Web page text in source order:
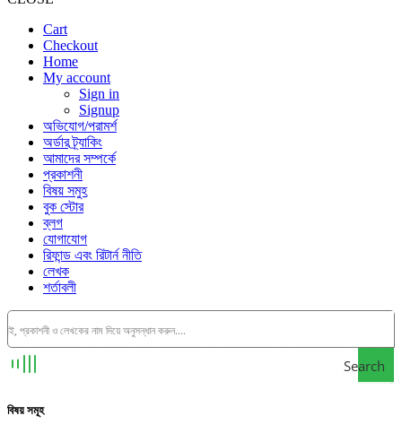
Cart
Checkout
Home
My account
Sign in
Signup
অভিযোগ/পরামর্শ
অর্ডার ট্র্যাকিং
আমাদের সম্পর্কে
প্রকাশনী
বিষয় সমুহ
বুক স্টোর
ব্লগ
যোগাযোগ
রিফান্ড এবং রিটার্ন নীতি
লেখক
শর্তাবলী
Search
বিষয় সমূহ